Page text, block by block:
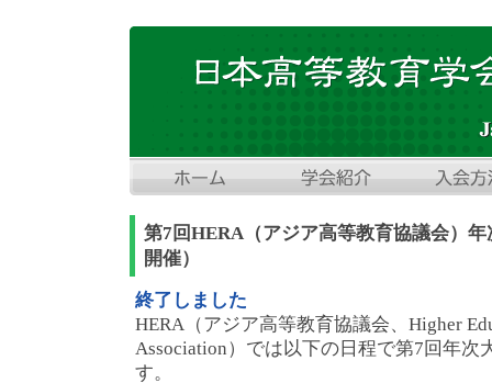
第7回HERA（アジア高等教育協議会）
開催）
終了しました
HERA（アジア高等教育協議会、Higher
Association）では以下の日程で第7回年次
す。